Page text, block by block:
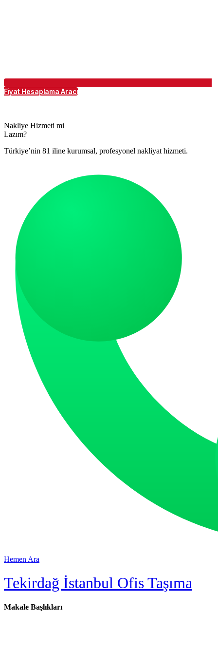
Fiyat Hesaplama Aracı
Nakliye Hizmeti mi
Lazım?
Türkiye’nin 81 iline kurumsal, profesyonel nakliyat hizmeti.
Hemen Ara
Tekirdağ İstanbul Ofis Taşıma
Makale Başlıkları